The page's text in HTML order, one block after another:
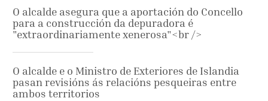
O alcalde asegura que a aportación do Concello
para a construcción da depuradora é
"extraordinariamente xenerosa"<br />
O alcalde e o Ministro de Exteriores de Islandia
pasan revisións ás relacións pesqueiras entre
ambos territorios